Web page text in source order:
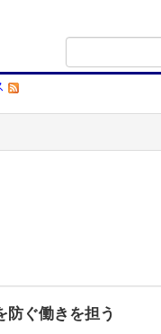
防ぐ働きを担う